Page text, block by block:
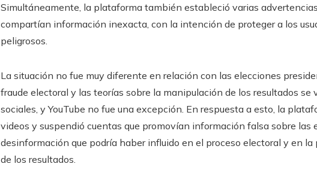
Simultáneamente, la plataforma también estableció varias
compartían información inexacta, con la intención de proteger a los
peligrosos.
La situación no fue muy diferente en relación con las elecciones
fraude electoral y las teorías sobre la manipulación de los resultados
sociales, y YouTube no fue una excepción. En respuesta a esto, la
videos y suspendió cuentas que promovían información falsa sobre las
desinformación que podría haber influido en el proceso electoral y en
de los resultados.